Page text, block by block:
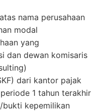
nama perusahaan
modal
yang
dan dewan komisaris
dari kantor pajak
1 tahun terakhir
bukti kepemilikan